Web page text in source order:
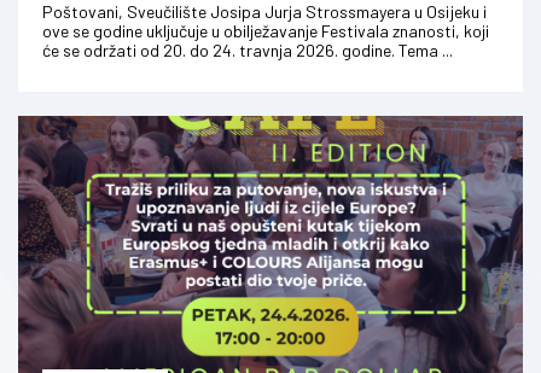
Poštovani, Sveučilište Josipa Jurja Strossmayera u Osijeku i
ove se godine uključuje u obilježavanje Festivala znanosti, koji
će se održati od 20. do 24. travnja 2026. godine. Tema ...